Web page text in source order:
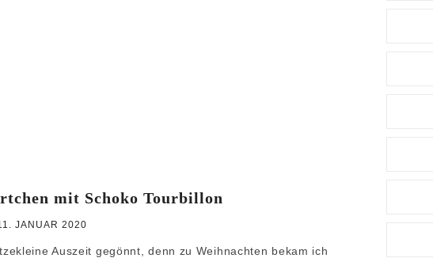
mit Schoko Tourbillon
JANUAR 2020
Auszeit gegönnt, denn zu Weihnachten bekam ich